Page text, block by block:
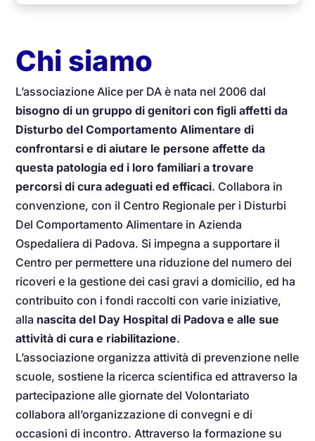
Chi siamo
L’associazione Alice per DA è nata nel 2006 dal
bisogno di un gruppo di genitori con figli affetti da
Disturbo del Comportamento Alimentare di
confrontarsi e di aiutare le persone affette da
questa patologia ed i loro familiari a trovare
percorsi di cura adeguati ed efficaci. Collabora in
convenzione, con il Centro Regionale per i Disturbi
Del Comportamento Alimentare in Azienda
Ospedaliera di Padova. Si impegna a supportare il
Centro per permettere una riduzione del numero dei
ricoveri e la gestione dei casi gravi a domicilio, ed ha
contribuito con i fondi raccolti con varie iniziative,
alla nascita del Day Hospital di Padova e alle sue
attività di cura e riabilitazione.
L’associazione organizza attività di prevenzione nelle
scuole, sostiene la ricerca scientifica ed attraverso la
partecipazione alle giornate del Volontariato
collabora all’organizzazione di convegni e di
occasioni di incontro. Attraverso la formazione su